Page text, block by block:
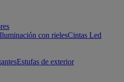
Iluminación con rielesCintas Led
Estufas de exterior